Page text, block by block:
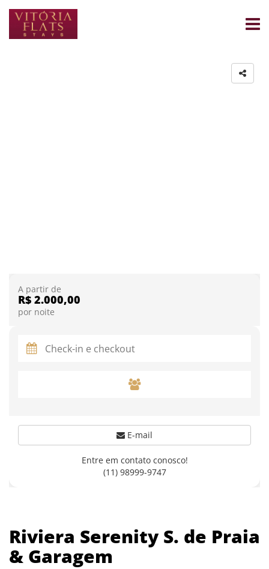
Riviera Serenity S. de Praia
& Garagem
A partir de
R$ 2.000,00
por noite
E-mail
Entre em contato conosco!
(11) 98999-9747